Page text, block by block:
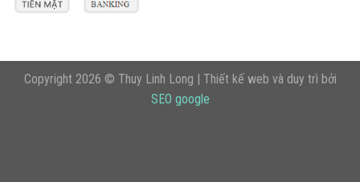
Copyright 2026 © Thuy Linh Long | Thiết kế web và duy trì bởi
SEO google